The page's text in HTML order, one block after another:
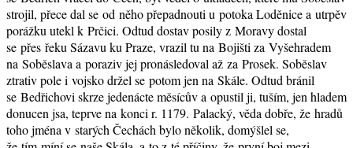
strojil, přece dal se od něho přepadnouti u potoka Loděnice a utrpěv
porážku utekl k Prčici. Odtud dostav posily z Moravy dostal
se přes řeku Sázavu ku Praze, vrazil tu na Bojišti za Vyšehradem
na Soběslava a poraziv jej pronásledoval až za Prosek. Soběslav
ztrativ pole i vojsko držel se potom jen na Skále. Odtud bránil
se Bedřichovi skrze jedenácte měsícův a opustil ji, tuším, jen hladem
donucen jsa, teprve na konci r. 1179. Palacký, věda dobře, že hradů
toho jména v starých Čechách bylo několik, domýšlel se,